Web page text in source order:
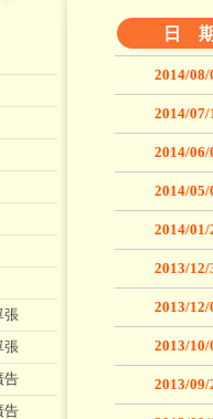
日 期
2014/08/
2014/07/
2014/06/
2014/05/
2014/01/
2013/12/
2013/12/
2013/10/
2013/09/
張
張
告
告